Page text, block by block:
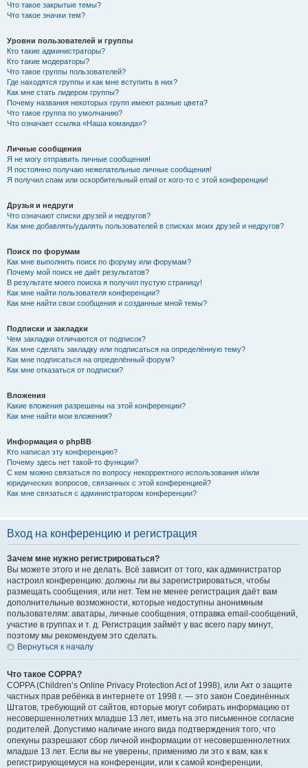
Что такое закрытые темы?
Что такое значки тем?
Уровни пользователей и группы
Кто такие администраторы?
Кто такие модераторы?
Что такое группы пользователей?
Где находятся группы и как мне вступить в них?
Как мне стать лидером группы?
Почему названия некоторых групп имеют разные цвета?
Что такое группа по умолчанию?
Что означает ссылка «Наша команда»?
Личные сообщения
Я не могу отправить личные сообщения!
Я постоянно получаю нежелательные личные сообщения!
Я получил спам или оскорбительный email от кого-то с этой конференции!
Друзья и недруги
Что означают списки друзей и недругов?
Как мне добавлять/удалять пользователей в списках моих друзей и недругов?
Поиск по форумам
Как мне выполнить поиск по форуму или форумам?
Почему мой поиск не даёт результатов?
В результате моего поиска я получил пустую страницу!
Как мне найти пользователя конференции?
Как мне найти свои сообщения и созданные мной темы?
Подписки и закладки
Чем закладки отличаются от подписок?
Как мне сделать закладку или подписаться на определённую тему?
Как мне подписаться на определённый форум?
Как мне отказаться от подписки?
Вложения
Какие вложения разрешены на этой конференции?
Как мне найти мои вложения?
Информация о phpBB
Кто написал эту конференцию?
Почему здесь нет такой-то функции?
С кем можно связаться по вопросу некорректного использования и/или
юридических вопросов, связанных с этой конференцией?
Как мне связаться с администратором конференции?
Вход на конференцию и регистрация
Зачем мне нужно регистрироваться?
Вы можете этого и не делать. Всё зависит от того, как администратор
настроил конференцию: должны ли вы зарегистрироваться, чтобы
размещать сообщения, или нет. Тем не менее регистрация даёт вам
дополнительные возможности, которые недоступны анонимным
пользователям: аватары, личные сообщения, отправка email-сообщений,
участие в группах и т. д. Регистрация займёт у вас всего пару минут,
поэтому мы рекомендуем это сделать.
Вернуться к началу
Что такое COPPA?
COPPA (Children’s Online Privacy Protection Act of 1998), или Акт о защите
частных прав ребёнка в интернете от 1998 г. — это закон Соединённых
Штатов, требующий от сайтов, которые могут собирать информацию от
несовершеннолетних младше 13 лет, иметь на это письменное согласие
родителей. Допустимо наличие иного вида подтверждения того, что
опекуны разрешают сбор личной информации от несовершеннолетних
младше 13 лет. Если вы не уверены, применимо ли это к вам, как к
регистрирующемуся на конференции, или к самой конференции,